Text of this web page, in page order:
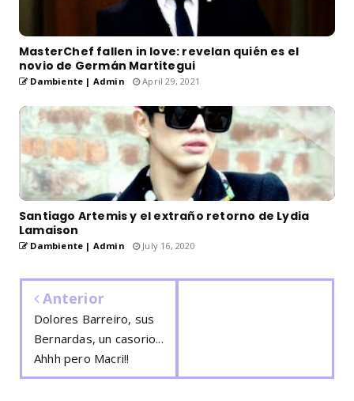
MasterChef fallen in love: revelan quién es el
novio de Germán Martitegui
Dambiente | Admin April 29, 2021
Santiago Artemis y el extraño retorno de Lydia
Lamaison
Dambiente | Admin July 16, 2020
Anterior
Dolores Barreiro, sus
Bernardas, un casorio...
Ahhh pero Macri!!